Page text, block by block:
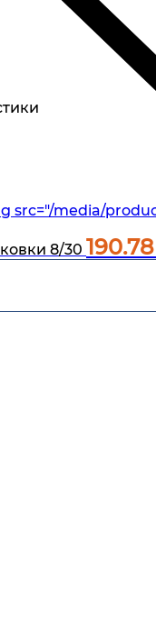
src="/media/
8/30 190.78